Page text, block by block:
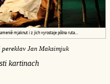
mjaknut i z jich vyrostaje pôlna ruta...
Jan Maksimjuk
kartinach